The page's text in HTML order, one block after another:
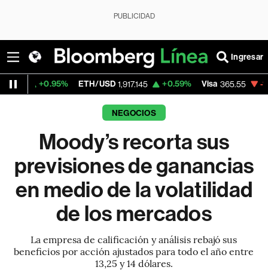
PUBLICIDAD
Ingresar
ETH/USD 1,917.145 +0.59% Visa 365.55 -1.33%
NEGOCIOS
Moody’s recorta sus
previsiones de ganancias
en medio de la volatilidad
de los mercados
La empresa de calificación y análisis rebajó sus
beneficios por acción ajustados para todo el año entre
13,25 y 14 dólares.